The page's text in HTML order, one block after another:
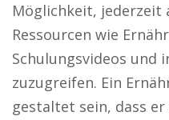
Möglichkeit, jederzeit
Ressourcen wie
Schulungsvideos und
zuzugreifen. Ein
gestaltet sein, dass